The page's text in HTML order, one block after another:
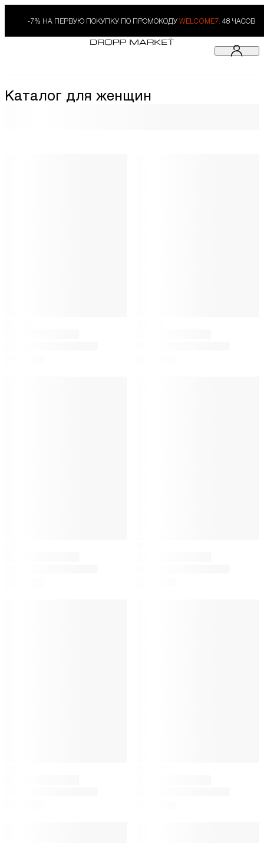
-7% НА ПЕРВУЮ ПОКУПКУ ПО ПРОМОКОДУ WELCOME7. 48 ЧАСОВ
Каталог для женщин